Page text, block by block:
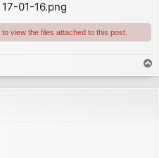
01-16.png
view the files attached to this post.
o
p